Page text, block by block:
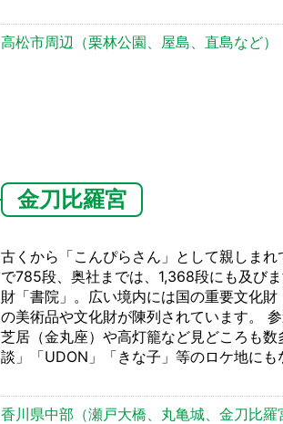
高松市周辺（栗林公園、屋島、直島など）
金刀比羅宮
古くから「こんぴらさん」として親しま
で785段、奥社までは、1,368段にも及び
財「書院」。広い境内には国の重要文化
の美術品や文化財が陳列されています。
芝居（金丸座）や高灯籠など見どころも
談」「UDON」「きな子」等のロケ地にも
香川県中部（瀬戸大橋、丸亀城、金刀比羅